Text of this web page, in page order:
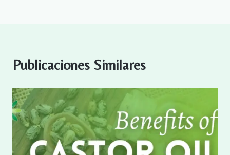
Publicaciones Similares